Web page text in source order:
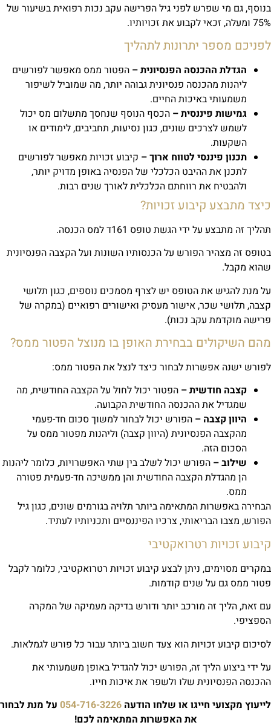
גם מי שפרש לפני גיל הפרישה עקב נכות רפואית בשיעור של
לקבוע את זכויותיו.
מספר יתרונות לתהליך
הגדלת ההכנסה הפנסיונית –הפטור ממס מאפשר לפורשים
ליהנות מהכנסה פנסיונית גבוהה יותר, מה שמוביל לשיפור
משמעותי באיכות החיים.
גמישות פיננסית –הכסף הנוסף שנחסך מתשלום מס יכול
לשמש לצרכים שונים, כגון נסיעות, תחביבים, לימודים או
השקעות.
תכנון פיננסי לטווח ארוך –קיבוע זכויות מאפשר לפורשים
לתכנן את ההיבט הכלכלי של הפנסיה באופן מדויק יותר,
ולהבטיח את רווחתם הכלכלית לאורך שנים רבות.
מתבצע קיבוע זכויות?
זה מתבצע על ידי הגשת טופס 161ד למס הכנסה.
זה מצהיר הפורש על הכנסותיו השונות ועל הקצבה הפנסיונית
מקבל.
מנת להגיש את הטופס יש לצרף מסמכים נוספים, כגון תלושי
תלושי שכר, אישור מעסיק ואישורים רפואיים (במקרה של
מוקדמת עקב נכות).
השיקולים בבחירת האופן בו מנוצל הפטור ממס?
ישנה אפשרות לבחור כיצד לנצל את הפטור ממס:
קצבה חודשית –הפטור יכול לחול על הקצבה החודשית, מה
שמגדיל את ההכנסה החודשית הקבועה.
היוון קצבה –הפורש יכול לבחור למשוך סכום חד-פעמי
מהקצבה הפנסיונית (היוון קצבה) וליהנות מפטור ממס על
הסכום הזה.
שילוב –הפורש יכול לשלב בין שתי האפשרויות, כלומר ליהנות
הן מהגדלת הקצבה החודשית והן ממשיכה חד-פעמית פטורה
ממס.
באפשרות המתאימה ביותר תלויה בגורמים שונים, כגון גיל
מצבו הבריאותי, צרכיו הפיננסיים ותכניותיו לעתיד.
זכויות רטרואקטיבי
מסוימים, ניתן לבצע קיבוע זכויות רטרואקטיבי, כלומר לקבל
ממס גם על שנים קודמות.
זאת, הליך זה מורכב יותר ודורש בדיקה מעמיקה של המקרה
קיבוע זכויות הוא צעד חשוב ביותר עבור כל פורש לגמלאות.
ידי ביצוע הליך זה, הפורש יכול להגדיל באופן משמעותי את
הפנסיונית שלו ולשפר את איכות חייו.
מקצועי חייגו או שלחו הודעה054-716-3226על מנת לבחור
את האפשרות המתאימה לכם!